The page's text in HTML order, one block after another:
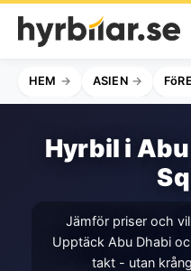
HEM ASIEN
Hyrbil i
Jämför priser och
Upptäck Abu Dhabi
takt - utan